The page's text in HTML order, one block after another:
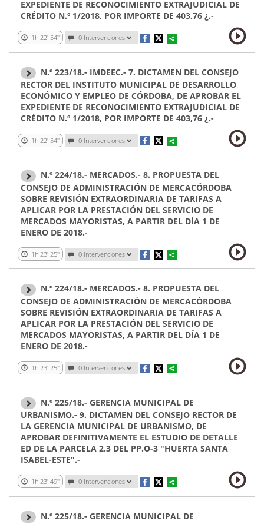
EXPEDIENTE DE RECONOCIMIENTO EXTRAJUDICIAL DE
CRÉDITO N.º 1/2018, POR IMPORTE DE 403,76 ¿.-
1h 22' 54'' 0 Intervenciones
N.º 223/18.- IMDEEC.- 7. DICTAMEN DEL CONSEJO
RECTOR DEL INSTITUTO MUNICIPAL DE DESARROLLO
ECONÓMICO Y EMPLEO DE CÓRDOBA, DE APROBAR EL
EXPEDIENTE DE RECONOCIMIENTO EXTRAJUDICIAL DE
CRÉDITO N.º 1/2018, POR IMPORTE DE 403,76 ¿.-
1h 22' 54'' 0 Intervenciones
N.º 224/18.- MERCADOS.- 8. PROPUESTA DEL
CONSEJO DE ADMINISTRACIÓN DE MERCACÓRDOBA
SOBRE REVISIÓN EXTRAORDINARIA DE TARIFAS A
APLICAR POR LA PRESTACIÓN DEL SERVICIO DE
MERCADOS MAYORISTAS, A PARTIR DEL DÍA 1 DE
ENERO DE 2018.-
1h 23' 25'' 0 Intervenciones
N.º 224/18.- MERCADOS.- 8. PROPUESTA DEL
CONSEJO DE ADMINISTRACIÓN DE MERCACÓRDOBA
SOBRE REVISIÓN EXTRAORDINARIA DE TARIFAS A
APLICAR POR LA PRESTACIÓN DEL SERVICIO DE
MERCADOS MAYORISTAS, A PARTIR DEL DÍA 1 DE
ENERO DE 2018.-
1h 23' 25'' 0 Intervenciones
N.º 225/18.- GERENCIA MUNICIPAL DE
URBANISMO.- 9. DICTAMEN DEL CONSEJO RECTOR DE
LA GERENCIA MUNICIPAL DE URBANISMO, DE
APROBAR DEFINITIVAMENTE EL ESTUDIO DE DETALLE
ED DE LA PARCELA 2.3 DEL PP.O-3 "HUERTA SANTA
ISABEL-ESTE".-
1h 23' 49'' 0 Intervenciones
N.º 225/18.- GERENCIA MUNICIPAL DE